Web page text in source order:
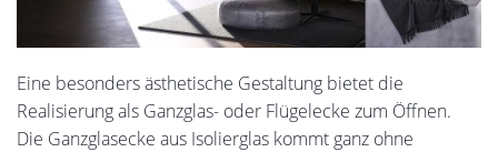
Eine besonders ästhetische Gestaltung bietet die
Realisierung als Ganzglas- oder Flügelecke zum Öffnen.
Die Ganzglasecke aus Isolierglas kommt ganz ohne